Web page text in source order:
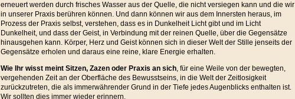
erneuert werden durch frisches Wasser aus der Quelle, die nicht versiegen kann und die wir
in unserer Praxis berühren können. Und dann können wir aus dem Innersten heraus, im
Prozess der Praxis selbst, verstehen, dass es in Dunkelheit Licht gibt und im Licht
Dunkelheit, und dass der Geist, in Verbindung mit der reinen Quelle, über die Gegensätze
hinausgehen kann. Körper, Herz und Geist können sich in dieser Welt der Stille jenseits der
Gegensätze erholen und daraus eine reine, klare Energie erhalten.
Wie Ihr wisst meint Sitzen, Zazen oder Praxis an sich, für eine Weile von der bewegten,
vergehenden Zeit an der Oberfläche des Bewusstseins, in die Welt der Zeitlosigkeit
zurückzutreten, die als immerwährender Grund in der Tiefe jedes Augenblicks enthalten ist.
Wir sollten dies immer wieder erinnern.